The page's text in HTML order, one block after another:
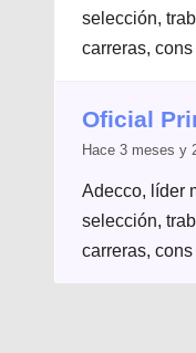
selección,
carreras, cons
Oficial
Hace 3 meses
Adecco, líder
selección,
carreras, cons